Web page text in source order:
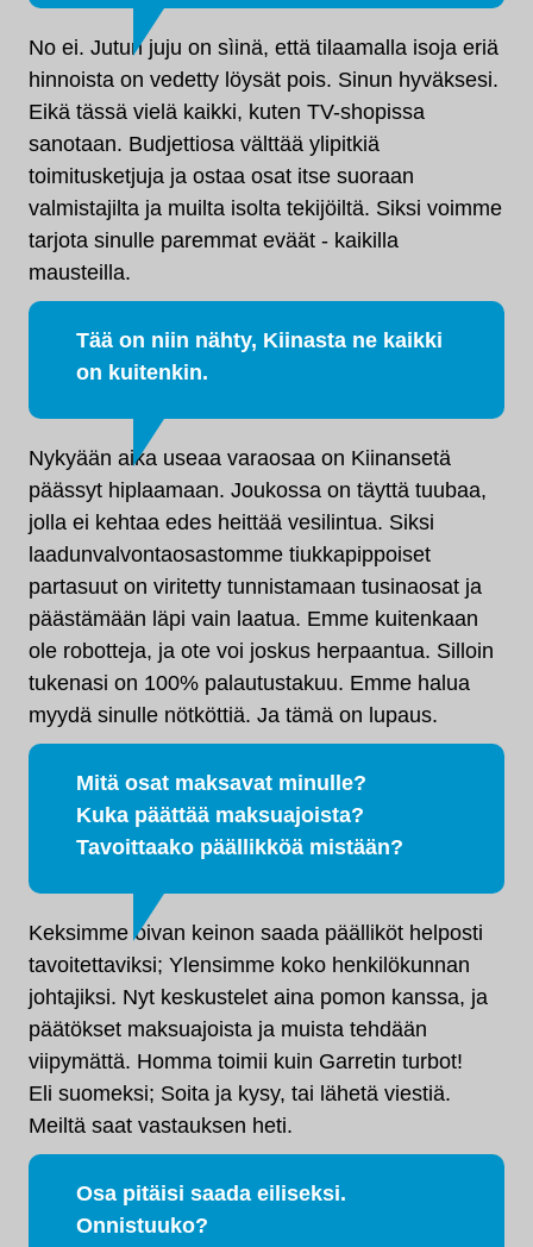
No ei. Jutun juju on sìinä, että tilaamalla isoja eriä
hinnoista on vedetty löysät pois. Sinun hyväksesi.
Eikä tässä vielä kaikki, kuten TV-shopissa
sanotaan. Budjettiosa välttää ylipitkiä
toimitusketjuja ja ostaa osat itse suoraan
valmistajilta ja muilta isolta tekijöiltä. Siksi voimme
tarjota sinulle paremmat eväät - kaikilla
mausteilla.
Tää on niin nähty, Kiinasta ne kaikki
on kuitenkin.
Nykyään aika useaa varaosaa on Kiinansetä
päässyt hiplaamaan. Joukossa on täyttä tuubaa,
jolla ei kehtaa edes heittää vesilintua. Siksi
laadunvalvontaosastomme tiukkapippoiset
partasuut on viritetty tunnistamaan tusinaosat ja
päästämään läpi vain laatua. Emme kuitenkaan
ole robotteja, ja ote voi joskus herpaantua. Silloin
tukenasi on 100% palautustakuu. Emme halua
myydä sinulle nötköttiä. Ja tämä on lupaus.
Mitä osat maksavat minulle?
Kuka päättää maksuajoista?
Tavoittaako päällikköä mistään?
Keksimme oivan keinon saada päälliköt helposti
tavoitettaviksi; Ylensimme koko henkilökunnan
johtajiksi. Nyt keskustelet aina pomon kanssa, ja
päätökset maksuajoista ja muista tehdään
viipymättä. Homma toimii kuin Garretin turbot!
Eli suomeksi; Soita ja kysy, tai lähetä viestiä.
Meiltä saat vastauksen heti.
Osa pitäisi saada eiliseksi.
Onnistuuko?